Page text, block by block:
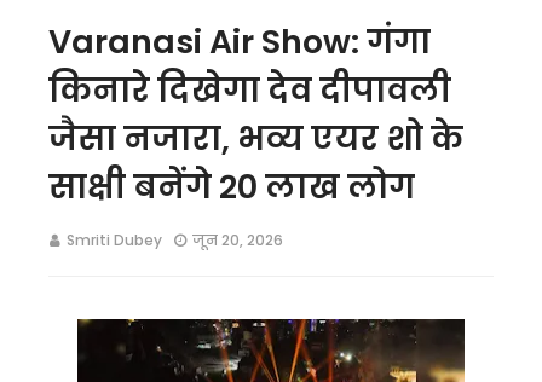
Varanasi Air Show: गंगा
किनारे दिखेगा देव दीपावली
जैसा नजारा, भव्य एयर शो के
साक्षी बनेंगे 20 लाख लोग
Smriti Dubey जून 20, 2026